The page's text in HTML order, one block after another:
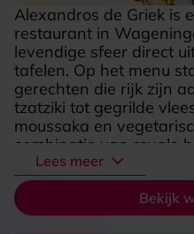
Alexandros de Griek is
restaurant in
levendige sfeer direct
tafelen. Op het menu
gerechten die rijk zijn
tzatziki tot gegrilde
moussaka en
combinatie van royale
smaken en een
fijne plek voor een
tweeën, familie of
kruidig en gezellig eten
Lees meer
Bekijk